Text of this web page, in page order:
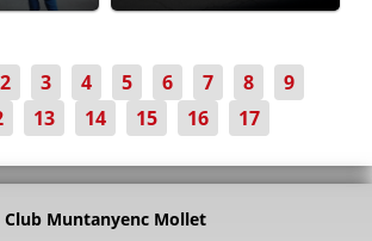
2 3 4 5 6 7 8
9
13 14 15 16 17
Club Muntanyenc Mollet